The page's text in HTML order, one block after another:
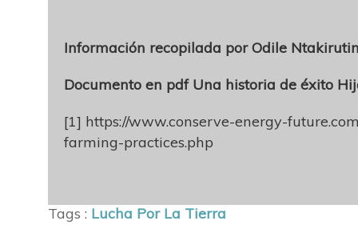
Información recopilada por Odile
Documento en pdf Una historia de éxito
[1] https://www.conserve-energy-
farming-practices.php
Tags : Lucha Por La Tierra